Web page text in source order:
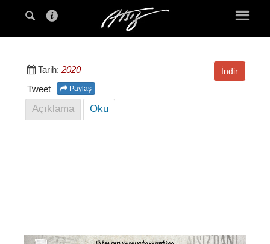
İndir
Tarih: 2020
Paylaş
Tweet
Açıklama Oku